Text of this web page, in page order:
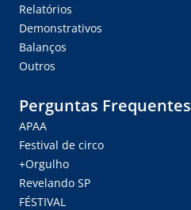
Relatórios
Demonstrativos
Balanços
Outros
Perguntas Frequentes
APAA
Festival de circo
+Orgulho
Revelando SP
FÉSTIVAL